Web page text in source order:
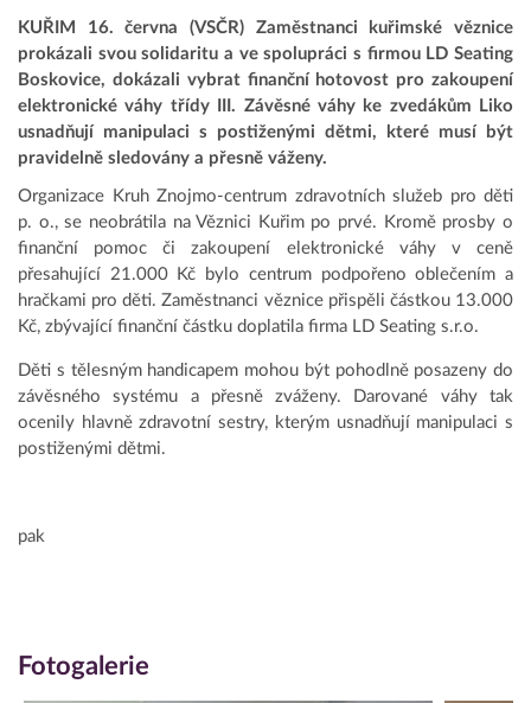
KUŘIM 16. června (VSČR) Zaměstnanci kuřimské věznice
prokázali svou solidaritu a ve spolupráci s firmou LD Seating
Boskovice, dokázali vybrat finanční hotovost pro zakoupení
elektronické váhy třídy III. Závěsné váhy ke zvedákům Liko
usnadňují manipulaci s postiženými dětmi, které musí být
pravidelně sledovány a přesně váženy.
Organizace Kruh Znojmo-centrum zdravotních služeb pro děti
p. o., se neobrátila na Věznici Kuřim po prvé. Kromě prosby o
finanční pomoc či zakoupení elektronické váhy v ceně
přesahující 21.000 Kč bylo centrum podpořeno oblečením a
hračkami pro děti. Zaměstnanci věznice přispěli částkou 13.000
Kč, zbývající finanční částku doplatila firma LD Seating s.r.o.
Děti s tělesným handicapem mohou být pohodlně posazeny do
závěsného systému a přesně zváženy. Darované váhy tak
ocenily hlavně zdravotní sestry, kterým usnadňují manipulaci s
postiženými dětmi.
pak
Fotogalerie